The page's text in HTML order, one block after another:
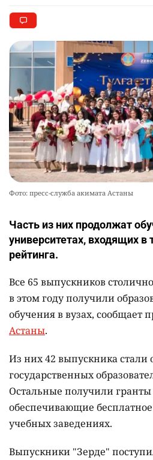
Фото: пресс-служба акимата Астаны
Часть из них продолжат
университетах, входящих в
рейтинга.
Все 65 выпускников
в этом году получили
обучения в вузах, сообщает
Астаны.
Из них 42 выпускника стали
государственных
Остальные получили гранты
обеспечивающие
учебных заведениях.
Выпускники "Зерде"